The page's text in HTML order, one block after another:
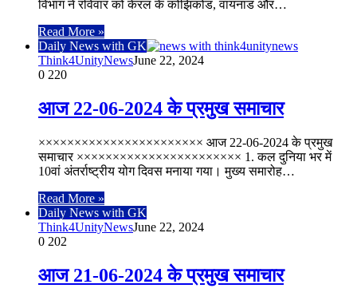
विभाग ने रविवार को केरल के कोझिकोड, वायनाड और…
Read More »
Daily News with GK
Think4UnityNewsJune 22, 2024
0 220
आज 22-06-2024 के प्रमुख समाचार
××××××××××××××××××××××× आज 22-06-2024 के प्रमुख
समाचार ××××××××××××××××××××××× 1. कल दुनिया भर में
10वां अंतर्राष्ट्रीय योग दिवस मनाया गया। मुख्य समारोह…
Read More »
Daily News with GK
Think4UnityNewsJune 22, 2024
0 202
आज 21-06-2024 के प्रमुख समाचार